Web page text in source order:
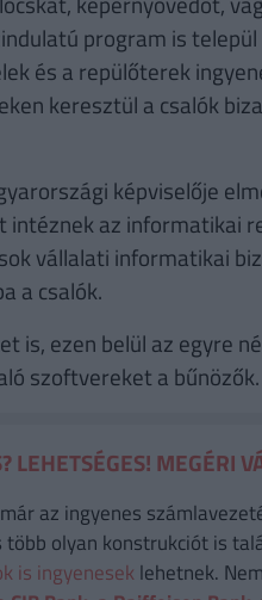
program is
és a repülőterek
keresztül a csalók
képviselője
az informatikai
vállalati informatikai
a csalók.
is, ezen belül az egyre
szoftvereket a bűnözők.
LEHETSÉGES! MEGÉRI
az ingyenes
több olyan konstrukciót is
is ingyenesek lehetnek.